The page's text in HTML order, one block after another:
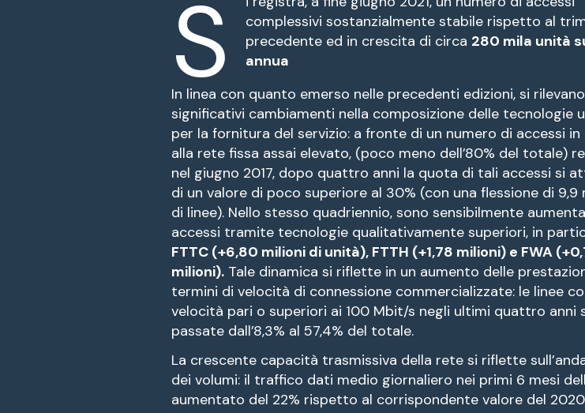
S
complessivi sostanzialmente stabile rispetto al
precedente ed in crescita di circa 280 mila unità
annua
In linea con quanto emerso nelle precedenti edizioni, si rilevano
significativi cambiamenti nella composizione delle tecnologie
per la fornitura del servizio: a fronte di un numero di accessi in
alla rete fissa assai elevato, (poco meno dell’80% del totale)
nel giugno 2017, dopo quattro anni la quota di tali accessi si
di un valore di poco superiore al 30% (con una flessione di 9,9
di linee). Nello stesso quadriennio, sono sensibilmente
accessi tramite tecnologie qualitativamente superiori, in
FTTC (+6,80 milioni di unità), FTTH (+1,78 milioni) e FWA
milioni). Tale dinamica si riflette in un aumento delle
termini di velocità di connessione commercializzate: le linee
velocità pari o superiori ai 100 Mbit/s negli ultimi quattro anni
passate dall’8,3% al 57,4% del totale.
La crescente capacità trasmissiva della rete si riflette
dei volumi: il traffico dati medio giornaliero nei primi 6 mesi
aumentato del 22% rispetto al corrispondente valore del